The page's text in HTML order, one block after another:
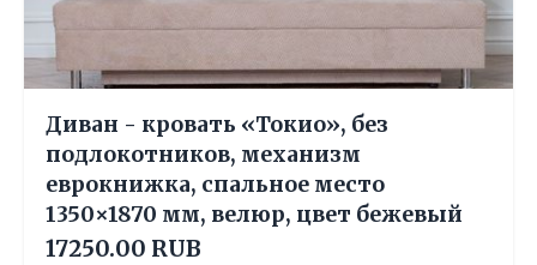
Диван - кровать «Токио», без
подлокотников, механизм
еврокнижка, спальное место
1350×1870 мм, велюр, цвет бежевый
17250.00 RUB